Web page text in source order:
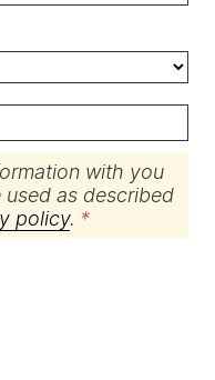
with you
as described
policy.